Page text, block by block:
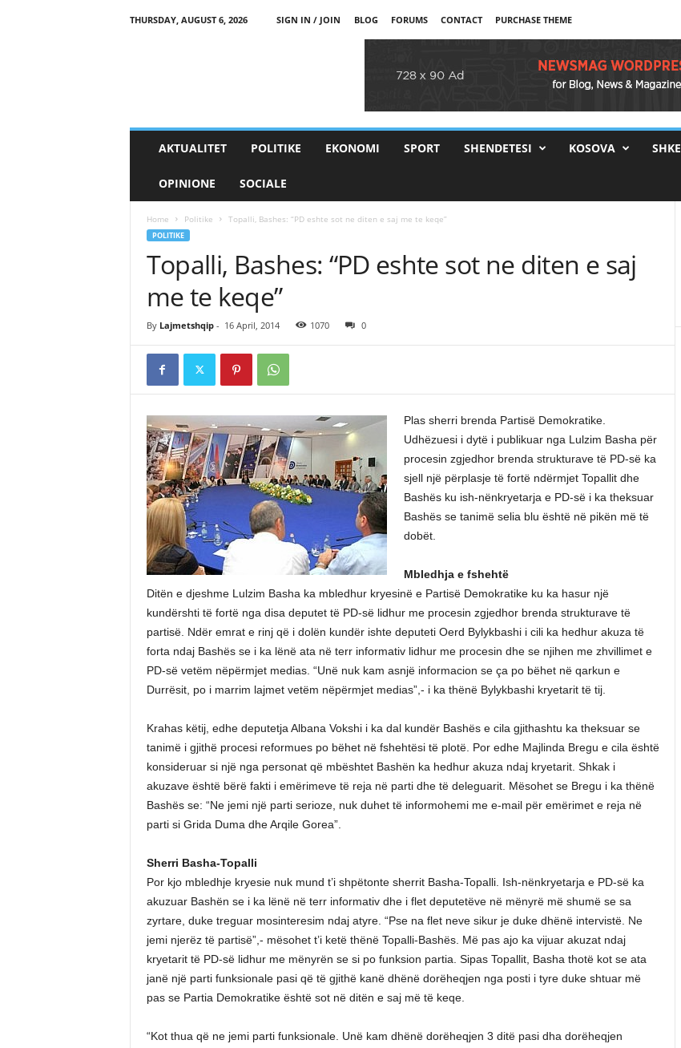
THURSDAY, AUGUST 6, 2026 SIGN IN / JOIN BLOG FORUMS CONTACT PURCHASE THEME
AKTUALITET POLITIKE EKONOMI SPORT SHENDETESI KOSOVA
OPINIONE SOCIALE
Home Politike Topalli, Bashes: “PD eshte sot ne diten e saj me te keqe”
POLITIKE
Topalli, Bashes: “PD eshte sot ne diten e saj
me te keqe”
By Lajmetshqip- 16 April, 2014 1070 0
Plas sherri brenda Partisë Demokratike.
Udhëzuesi i dytë i publikuar nga Lulzim Basha për
procesin zgjedhor brenda strukturave të PD-së ka
sjell një përplasje të fortë ndërmjet Topallit dhe
Bashës ku ish-nënkryetarja e PD-së i ka theksuar
Bashës se tanimë selia blu është në pikën më të
dobët.
Mbledhja e fshehtë
Ditën e djeshme Lulzim Basha ka mbledhur kryesinë e Partisë Demokratike ku ka hasur një
kundërshti të fortë nga disa deputet të PD-së lidhur me procesin zgjedhor brenda strukturave të
partisë. Ndër emrat e rinj që i dolën kundër ishte deputeti Oerd Bylykbashi i cili ka hedhur akuza të
forta ndaj Bashës se i ka lënë ata në terr informativ lidhur me procesin dhe se njihen me zhvillimet e
PD-së vetëm nëpërmjet medias. “Unë nuk kam asnjë informacion se ça po bëhet në qarkun e
Durrësit, po i marrim lajmet vetëm nëpërmjet medias”,- i ka thënë Bylykbashi kryetarit të tij.
Krahas këtij, edhe deputetja Albana Vokshi i ka dal kundër Bashës e cila gjithashtu ka theksuar se
tanimë i gjithë procesi reformues po bëhet në fshehtësi të plotë. Por edhe Majlinda Bregu e cila është
konsideruar si një nga personat që mbështet Bashën ka hedhur akuza ndaj kryetarit. Shkak i
akuzave është bërë fakti i emërimeve të reja në parti dhe të deleguarit. Mësohet se Bregu i ka thënë
Bashës se: “Ne jemi një parti serioze, nuk duhet të informohemi me e-mail për emërimet e reja në
parti si Grida Duma dhe Arqile Gorea”.
Sherri Basha-Topalli
Por kjo mbledhje kryesie nuk mund t’i shpëtonte sherrit Basha-Topalli. Ish-nënkryetarja e PD-së ka
akuzuar Bashën se i ka lënë në terr informativ dhe i flet deputetëve në mënyrë më shumë se sa
zyrtare, duke treguar mosinteresim ndaj atyre. “Pse na flet neve sikur je duke dhënë intervistë. Ne
jemi njerëz të partisë”,- mësohet t’i ketë thënë Topalli-Bashës. Më pas ajo ka vijuar akuzat ndaj
kryetarit të PD-së lidhur me mënyrën se si po funksion partia. Sipas Topallit, Basha thotë kot se ata
janë një parti funksionale pasi që të gjithë kanë dhënë dorëheqjen nga posti i tyre duke shtuar më
pas se Partia Demokratike është sot në ditën e saj më të keqe.
“Kot thua që ne jemi parti funksionale. Unë kam dhënë dorëheqjen 3 ditë pasi dha dorëheqjen